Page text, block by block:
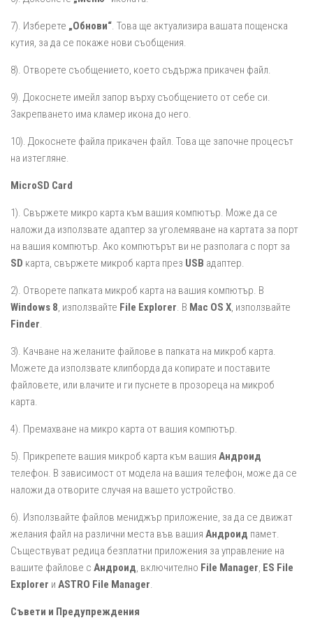
7). Изберете „Обнови“. Това ще актуализира вашата пощенска
кутия, за да се покаже нови съобщения.
8). Отворете съобщението, което съдържа прикачен файл.
9). Докоснете имейл запор върху съобщението от себе си.
Закрепването има кламер икона до него.
10). Докоснете файла прикачен файл. Това ще започне процесът
на изтегляне.
MicroSD Card
1). Свържете микро карта към вашия компютър. Може да се
наложи да използвате адаптер за уголемяване на картата за порт
на вашия компютър. Ако компютърът ви не разполага с порт за
SD карта, свържете микроб карта през USB адаптер.
2). Отворете папката микроб карта на вашия компютър. В
Windows 8, използвайте File Explorer. В Mac OS X, използвайте
Finder.
3). Качване на желаните файлове в папката на микроб карта.
Можете да използвате клипборда да копирате и поставите
файловете, или влачите и ги пуснете в прозореца на микроб
карта.
4). Премахване на микро карта от вашия компютър.
5). Прикрепете вашия микроб карта към вашия Андроид
телефон. В зависимост от модела на вашия телефон, може да се
наложи да отворите случая на вашето устройство.
6). Използвайте файлов мениджър приложение, за да се движат
желания файл на различни места във вашия Андроид памет.
Съществуват редица безплатни приложения за управление на
вашите файлове с Андроид, включително File Manager, ES File
Explorer и ASTRO File Manager.
Съвети и Предупреждения